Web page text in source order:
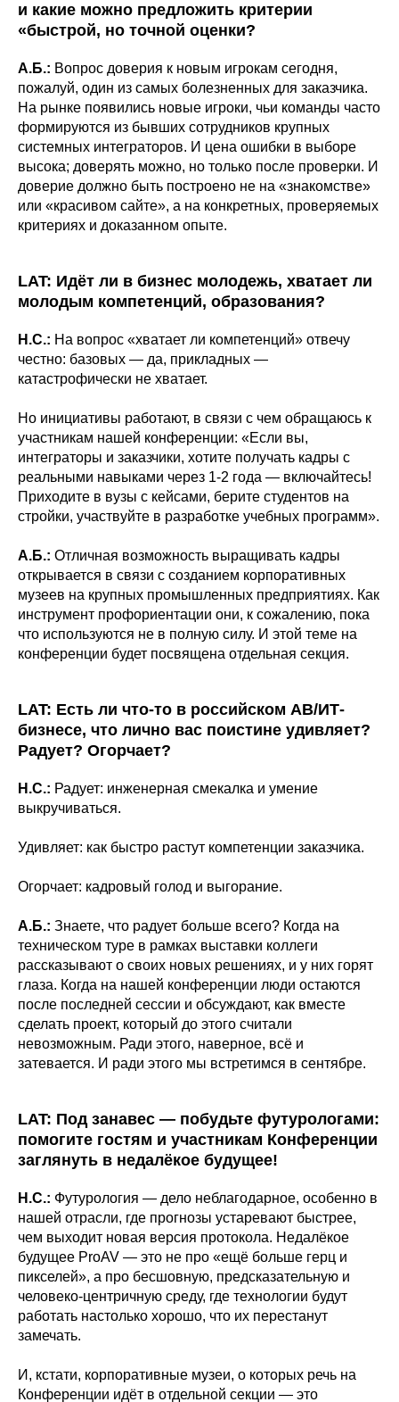
и какие можно предложить критерии
«быстрой, но точной оценки?
А.Б.: Вопрос доверия к новым игрокам сегодня,
пожалуй, один из самых болезненных для заказчика.
На рынке появились новые игроки, чьи команды часто
формируются из бывших сотрудников крупных
системных интеграторов. И цена ошибки в выборе
высока; доверять можно, но только после проверки. И
доверие должно быть построено не на «знакомстве»
или «красивом сайте», а на конкретных, проверяемых
критериях и доказанном опыте.
LAT: Идёт ли в бизнес молодежь, хватает ли
молодым компетенций, образования?
Н.С.: На вопрос «хватает ли компетенций» отвечу
честно: базовых — да, прикладных —
катастрофически не хватает.
Но инициативы работают, в связи с чем обращаюсь к
участникам нашей конференции: «Если вы,
интеграторы и заказчики, хотите получать кадры с
реальными навыками через 1-2 года — включайтесь!
Приходите в вузы с кейсами, берите студентов на
стройки, участвуйте в разработке учебных программ».
А.Б.: Отличная возможность выращивать кадры
открывается в связи с созданием корпоративных
музеев на крупных промышленных предприятиях. Как
инструмент профориентации они, к сожалению, пока
что используются не в полную силу. И этой теме на
конференции будет посвящена отдельная секция.
LAT: Есть ли что-то в российском АВ/ИТ-
бизнесе, что лично вас поистине удивляет?
Радует? Огорчает?
Н.С.: Радует: инженерная смекалка и умение
выкручиваться.
Удивляет: как быстро растут компетенции заказчика.
Огорчает: кадровый голод и выгорание.
А.Б.: Знаете, что радует больше всего? Когда на
техническом туре в рамках выставки коллеги
рассказывают о своих новых решениях, и у них горят
глаза. Когда на нашей конференции люди остаются
после последней сессии и обсуждают, как вместе
сделать проект, который до этого считали
невозможным. Ради этого, наверное, всё и
затевается. И ради этого мы встретимся в сентябре.
LAT: Под занавес — побудьте футурологами:
помогите гостям и участникам Конференции
заглянуть в недалёкое будущее!
Н.С.: Футурология — дело неблагодарное, особенно в
нашей отрасли, где прогнозы устаревают быстрее,
чем выходит новая версия протокола. Недалёкое
будущее ProAV — это не про «ещё больше герц и
пикселей», а про бесшовную, предсказательную и
человеко-центричную среду, где технологии будут
работать настолько хорошо, что их перестанут
замечать.
И, кстати, корпоративные музеи, о которых речь на
Конференции идёт в отдельной секции — это